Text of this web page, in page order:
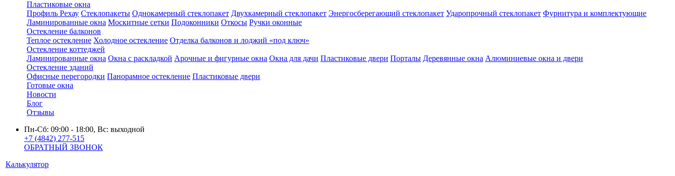
Пластиковые окна
Профиль Рехау Стеклопакеты Однокамерный стеклопакет Двухкамерный стеклопакет Энергосберегающий стеклопакет Ударопрочный стеклопакет Фурнитура и комплектующие
Ламинированные окна Москитные сетки Подоконники Откосы Ручки оконные
Остекление балконов
Теплое остекление Холодное остекление Отделка балконов и лоджий «под ключ»
Остекление коттеджей
Ламинированные окна Окна с раскладкой Арочные и фигурные окна Окна для дачи Пластиковые двери Порталы Деревянные окна Алюминиевые окна и двери
Остекление зданий
Офисные перегородки Панорамное остекление Пластиковые двери
Готовые окна
Новости
Блог
Отзывы
Пн-Сб: 09:00 - 18:00, Вс: выходной
+7 (4842) 277-515
ОБРАТНЫЙ ЗВОНОК
Калькулятор